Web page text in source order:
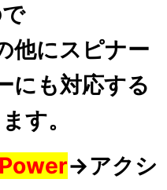
他にスピナー
にも対応する
す。
→アクシ